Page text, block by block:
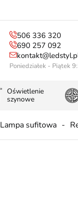
506 336 320
690 257 092
Poniedziałek - Piątek
Oświetlenie
szynowe
Lampa sufitowa